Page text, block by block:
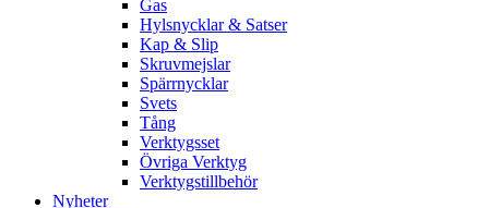
Gas
Hylsnycklar & Satser
Kap & Slip
Skruvmejslar
Spärrnycklar
Svets
Tång
Verktygsset
Övriga Verktyg
Verktygstillbehör
Nyheter